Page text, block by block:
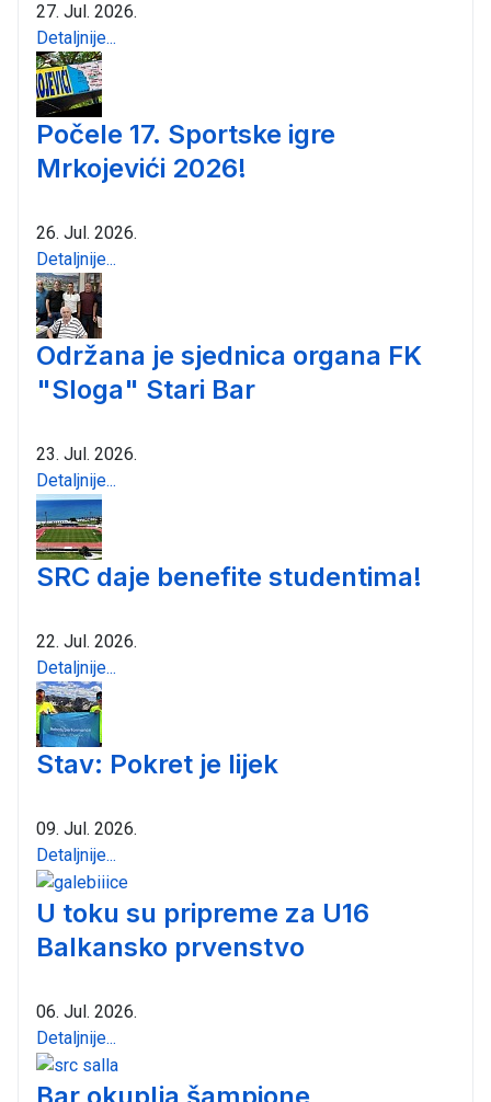
27. Jul. 2026.
Detaljnije...
Počele 17. Sportske igre
Mrkojevići 2026!
26. Jul. 2026.
Detaljnije...
Održana je sjednica organa FK
"Sloga" Stari Bar
23. Jul. 2026.
Detaljnije...
SRC daje benefite studentima!
22. Jul. 2026.
Detaljnije...
Stav: Pokret je lijek
09. Jul. 2026.
Detaljnije...
U toku su pripreme za U16
Balkansko prvenstvo
06. Jul. 2026.
Detaljnije...
Bar okuplja šampione